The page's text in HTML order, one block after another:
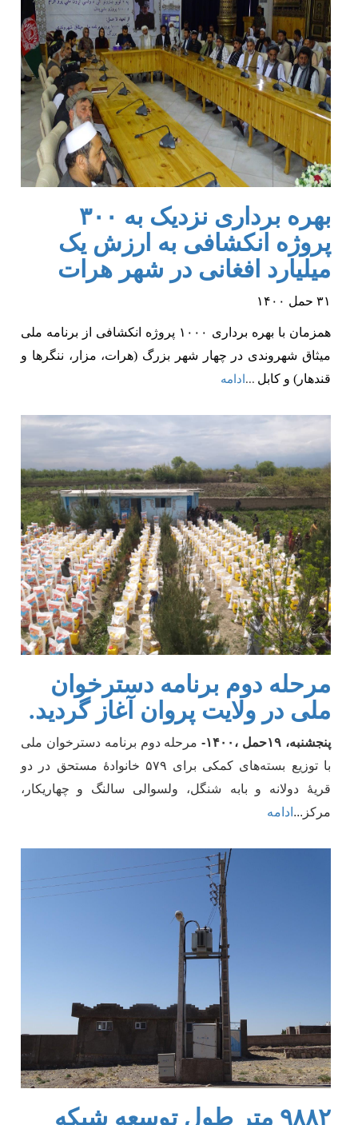
بهره برداری نزدیک به ۳۰۰
پروژه انکشافی به ارزش یک
میلیارد افغانی در شهر هرات
حمل۱۴۰۰
همزمان با بهره برداری۱۰۰۰ پروژه انکشافی از برنامه ملی
میثاق شهروندی در چهار شهر بزرگ (هرات، مزار، ننگرها و
قندهار)وکابل ... ادامه
مرحله دوم برنامه دسترخوان
ملی در ولایت پروان آغاز گردید.
پنجشنبه،۱۹حمل،۱ ۴۰۰ -مرحله دومبرنامهدسترخوان ملی
با توزیع بستههای کمکی برای ۵۷۹ خانوادۀ مستحق در دو
قریۀدولانه و بابه ش نگل،ولسوالی سالنگ و
چهاریکار،
مرکز... ادامه
۹۸۸۲ متر طول توسعه شبکه